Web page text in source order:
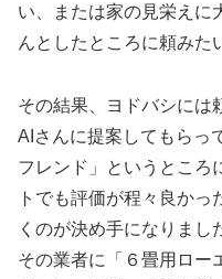
い、または家の見栄えに
んとしたところに頼みた
その結果、ヨドバシには
AIさんに提案してもらっ
フレンド」というところ
トでも評価が程々良か
くのが決め手になりまし
その業者に「６畳用ロー